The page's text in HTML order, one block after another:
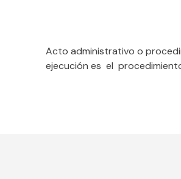
Acto administrativo o
ejecución es el